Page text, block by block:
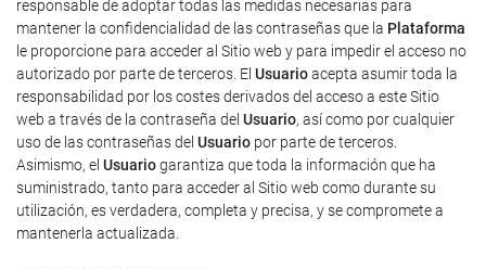
responsable de adoptar todas las medidas necesarias para
mantener la confidencialidad de las contraseñas que la Plataforma
le proporcione para acceder al Sitio web y para impedir el acceso no
autorizado por parte de terceros. El Usuarioacepta asumir toda la
responsabilidad por los costes derivados del acceso a este Sitio
web a través de la contraseña del Usuario, así como por cualquier
uso de las contraseñas del Usuario por parte de terceros.
Asimismo, el Usuariogarantiza que toda la información que ha
suministrado, tanto para acceder al Sitio web como durante su
utilización, es verdadera, completa y precisa, y se compromete a
mantenerla actualizada.